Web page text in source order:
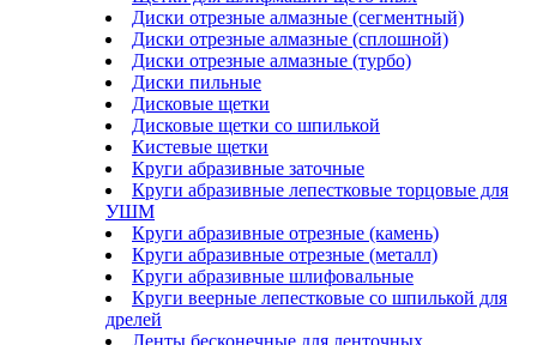
Диски отрезные алмазные (сегментный)
Диски отрезные алмазные (сплошной)
Диски отрезные алмазные (турбо)
Диски пильные
Дисковые щетки
Дисковые щетки со шпилькой
Кистевые щетки
Круги абразивные заточные
Круги абразивные лепестковые торцовые для
УШМ
Круги абразивные отрезные (камень)
Круги абразивные отрезные (металл)
Круги абразивные шлифовальные
Круги веерные лепестковые со шпилькой для
дрелей
Ленты бесконечные для ленточных